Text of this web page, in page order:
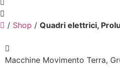
/ Shop / Quadri elettrici,
Macchine Movimento Terra,